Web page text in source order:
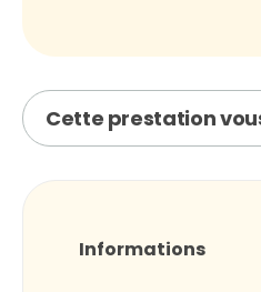
Cette prestation
Informations